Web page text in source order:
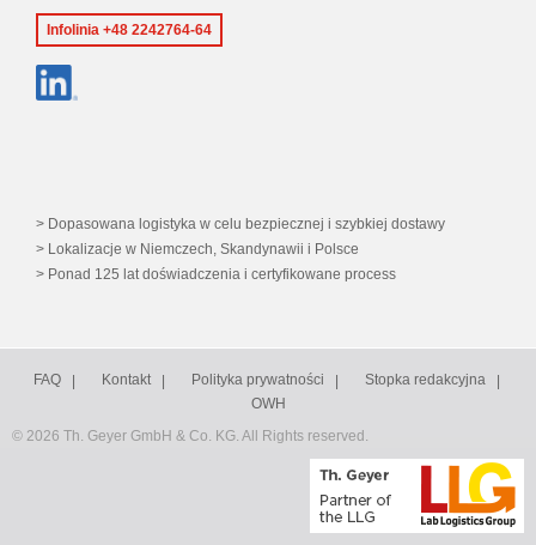
Infolinia +48 2242764-64
Dopasowana logistyka w celu bezpiecznej i szybkiej dostawy
Lokalizacje w Niemczech, Skandynawii i Polsce
Ponad 125 lat doświadczenia i certyfikowane process
FAQ Kontakt Polityka prywatności
Stopka redakcyjna
OWH
© 2026 Th. Geyer GmbH & Co. KG. All Rights reserved.